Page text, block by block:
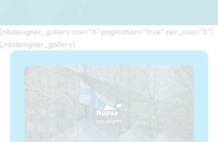
[nbdesigner_gallery row=”6″ pagination=”true” per_row=”5″]
[/nbdesigner_gallery]